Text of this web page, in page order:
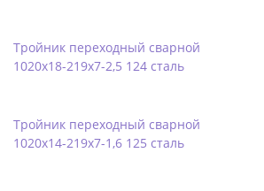
Тройник переходный сварной
1020х18-219х7-2,5 124 сталь
Тройник переходный сварной
1020х14-219х7-1,6 125 сталь